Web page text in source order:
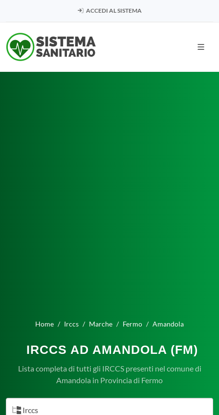
ACCEDI AL SISTEMA
Home Irccs Marche Fermo Amandola
IRCCS AD AMANDOLA (FM)
Lista completa di tutti gli IRCCS presenti nel comune di
Amandola in Provincia di Fermo
Irccs